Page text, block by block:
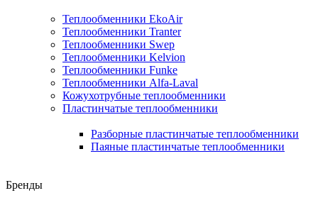
Теплообменники EkoAir
Теплообменники Tranter
Теплообменники Swep
Теплообменники Kelvion
Теплообменники Funke
Теплообменники Alfa-Laval
Кожухотрубные теплообменники
Пластинчатые теплообменники
Разборные пластинчатые теплообменники
Паяные пластинчатые теплообменники
Бренды